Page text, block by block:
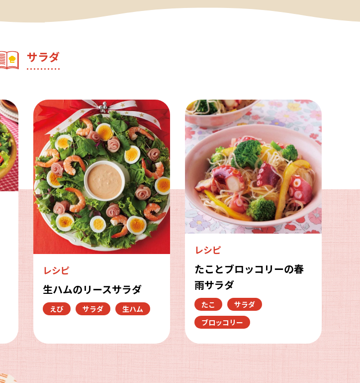
サラダ
レシピ
生ハムのリースサラダ
えび サラダ 生ハム
レシピ
たことブロッコリーの春
雨サラダ
たこ
サラダ
ブロッコリー